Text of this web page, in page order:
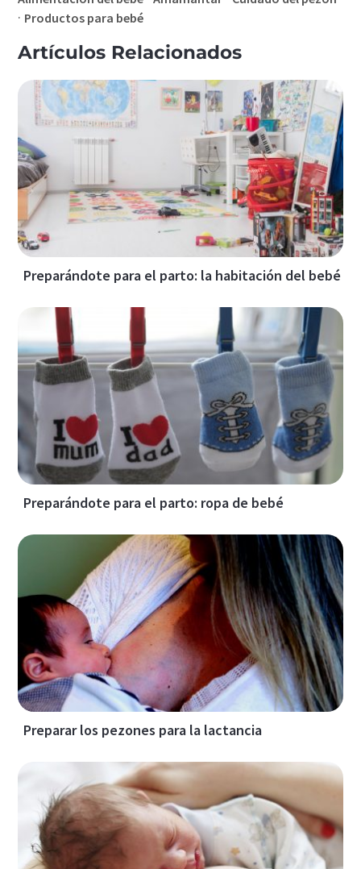
· Productos para bebé
Artículos Relacionados
Preparándote para el parto: la habitación del bebé
Preparándote para el parto: ropa de bebé
Preparar los pezones para la lactancia